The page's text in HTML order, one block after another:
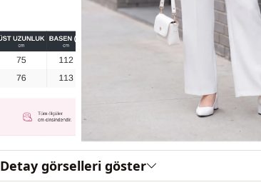
Detay görselleri göster